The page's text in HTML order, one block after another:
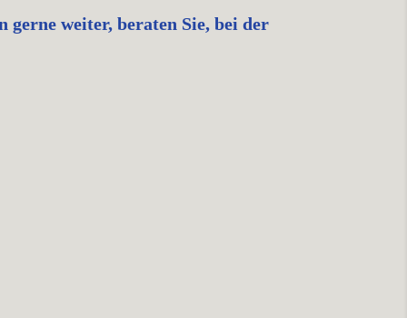
weiter, beraten Sie, bei der